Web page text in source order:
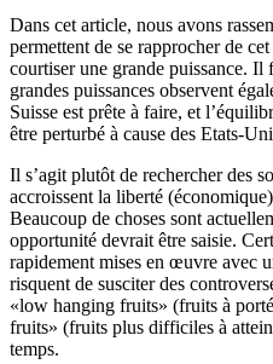
Dans cet article, nous avons
permettent de se rapprocher de
courtiser une grande puissance. Il
grandes puissances observent
Suisse est prête à faire, et
être perturbé à cause des Etats-
Il s’agit plutôt de rechercher des
accroissent la liberté
Beaucoup de choses sont
opportunité devrait être saisie.
rapidement mises en œuvre avec
risquent de susciter des
«low hanging fruits» (fruits à
fruits» (fruits plus difficiles à
temps.